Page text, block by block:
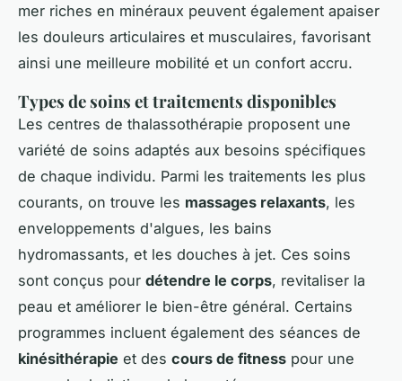
mer riches en minéraux peuvent également apaiser
les douleurs articulaires et musculaires, favorisant
ainsi une meilleure mobilité et un confort accru.
Types de soins et traitements disponibles
Les centres de thalassothérapie proposent une
variété de soins adaptés aux besoins spécifiques
de chaque individu. Parmi les traitements les plus
courants, on trouve les massages relaxants, les
enveloppements d'algues, les bains
hydromassants, et les douches à jet. Ces soins
sont conçus pour détendre le corps, revitaliser la
peau et améliorer le bien-être général. Certains
programmes incluent également des séances de
kinésithérapie et des cours de fitness pour une